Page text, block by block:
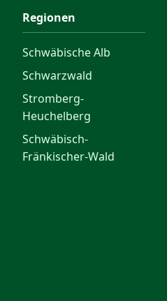
Regionen
Schwäbische Alb
Schwarzwald
Stromberg-
Heuchelberg
Schwäbisch-
Fränkischer-Wald